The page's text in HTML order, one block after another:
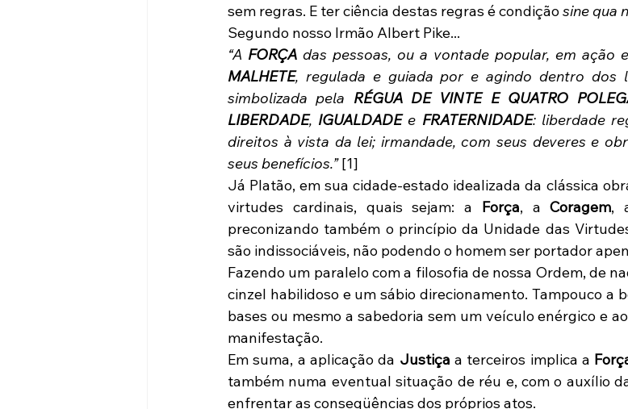
sem regras. E ter ciência destas regras é condição sine qua
Segundo nosso Irmão Albert Pike...
“A FORÇA
MALHETE, regulada e guiada por e agindo dentro dos
simbolizada pela RÉGUA DE VINTE E QUATRO
LIBERDADE, IGUALDADE e FRATERNIDADE: liberdade
direitos à vista da lei; irmandade, com seus deveres e
seus benefícios.” [1]
Já Platão, em sua cidade-estado idealizada da clássica
virtudes cardinais, quais sejam: a Força, a Coragem,
preconizando também o princípio da Unidade das
são indissociáveis, não podendo o homem ser portador
Fazendo um paralelo com a filosofia de nossa Ordem, de
cinzel habilidoso e um sábio direcionamento. Tampouco a
bases ou mesmo a sabedoria sem um veículo enérgico e
manifestação.
Em suma, a aplicação da Justiça a terceiros implica a
também numa eventual situação de réu e, com o auxílio
enfrentar as conseqüências dos próprios atos.